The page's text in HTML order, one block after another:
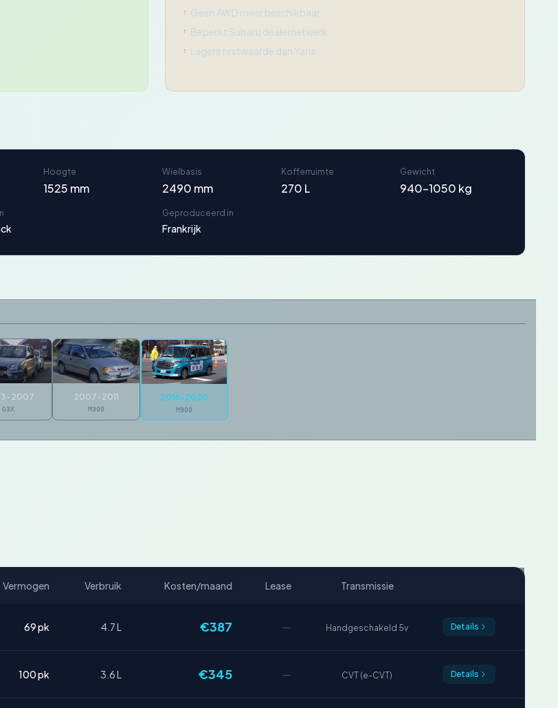
Geen AWD meer beschikbaar
Beperkt Subaru dealernetwerk
Lagere restwaarde dan Yaris
Hoogte
1525 mm
Wielbasis
2490 mm
Kofferruimte
270 L
Gewicht
940-1050 kg
Geproduceerd in
Frankrijk
2007
G3X
2007-2011
M300
2016-2020
M900
Vermogen Verbruik Kosten/maand Lease Transmissie
69 pk 4.7 L €387 — Handgeschakeld 5v Details
100 pk 3.6 L €345 — CVT (e-CVT) Details